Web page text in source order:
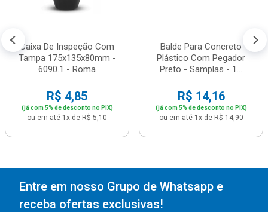
Caixa De Inspeção Com
Tampa 175x135x80mm -
6090.1 - Roma
R$ 4,85
(já com 5% de desconto no PIX)
ou em até 1x de R$ 5,10
Balde Para Concreto
Plástico Com Pegador
Preto - Samplas - 1...
R$ 14,16
(já com 5% de desconto no PIX)
ou em até 1x de R$ 14,90
Entre em nosso Grupo de Whatsapp e
receba ofertas exclusivas!